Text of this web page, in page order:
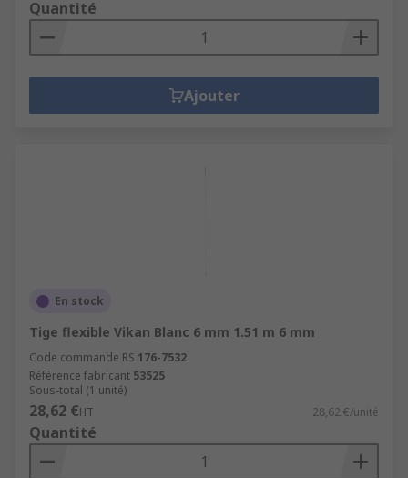
Quantité
Ajouter
En stock
Tige flexible Vikan Blanc 6 mm 1.51 m 6 mm
Code commande RS 176-7532
Référence fabricant 53525
Sous-total (1 unité)
28,62 €HT 28,62 €/unité
Quantité